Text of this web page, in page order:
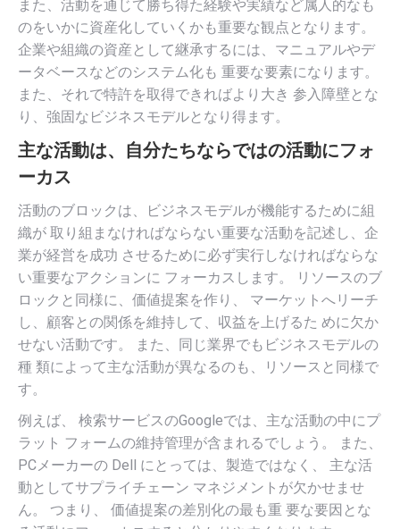
また、活動を通じて勝ち得た経験や実績など属人的なも
のをいかに資産化していくかも重要な観点となります。
企業や組織の資産として継承するには、マニュアルやデ
ータベースなどのシステム化も 重要な要素になります。
また、それで特許を取得できればより大き 参入障壁とな
り、強固なビジネスモデルとなり得ます。
主な活動は、自分たちならではの活動にフォ
ーカス
活動のブロックは、ビジネスモデルが機能するために組
織が 取り組まなければならない重要な活動を記述し、企
業が経営を成功 させるために必ず実行しなければならな
い重要なアクションに フォーカスします。 リソースのブ
ロックと同様に、価値提案を作り、 マーケットへリーチ
し、顧客との関係を維持して、収益を上げるた めに欠か
せない活動です。 また、同じ業界でもビジネスモデルの
種 類によって主な活動が異なるのも、リソースと同様で
す。
例えば、 検索サービスのGoogleでは、主な活動の中にプ
ラット フォームの維持管理が含まれるでしょう。 また、
PCメーカーの Dell にとっては、製造ではなく、 主な活
動としてサプライチェーン マネジメントが欠かせませ
ん。 つまり、 価値提案の差別化の最も重 要な要因とな